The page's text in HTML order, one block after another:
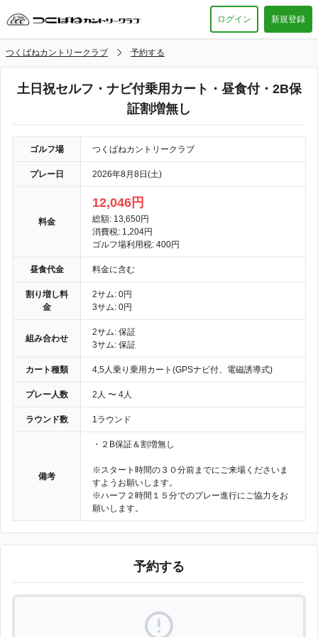
ログイン 新規登録
つくばねカントリークラブ 予約する
土日祝セルフ・ナビ付乗用カート・昼食付・2B保
証割増無し
ゴルフ場 つくばねカントリークラブ
プレー日 2026年8月8日(土)
料金
12,046円
総額: 13,650円
消費税: 1,204円
ゴルフ場利用税: 400円
昼食代金 料金に含む
割り増し料
金
2サム: 0円
3サム: 0円
組み合わせ
2サム: 保証
3サム: 保証
カート種類 4,5人乗り乗用カート(GPSナビ付、電磁誘導式)
プレー人数 2人 〜 4人
ラウンド数 1ラウンド
備考
・２B保証＆割増無し
※スタート時間の３０分前までにご来場くださいま
すようお願いします。
※ハーフ２時間１５分でのプレー進行にご協力をお
願いします。
予約する